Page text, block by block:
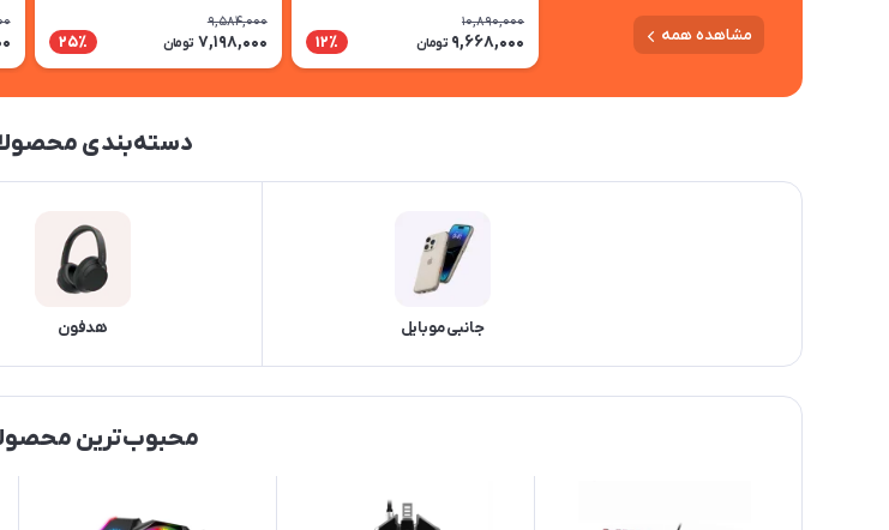
مشاهده همه
10,890,000
9,668,000 تومان 12٪
میلی‌آمپر
9,584,000
7,198,000 تومان 25٪
دسته‌بندی
جانبی موبایل هدفون
محبوب‌ترین